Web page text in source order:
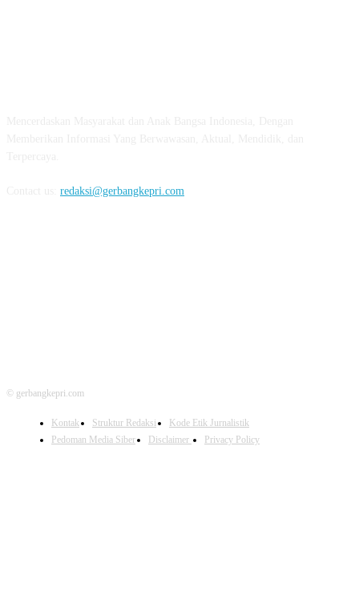
redaksi@gerbangkepri.com
© gerbangkepri.com
Kontak Struktur Redaksi
Kode Etik Jurnalistik
Pedoman Media Siber
Disclaimer Privacy Policy